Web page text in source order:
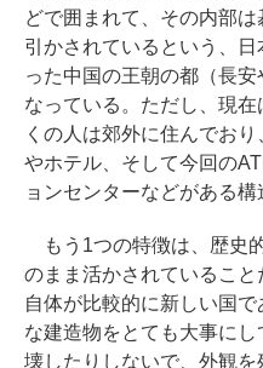
どで囲まれて、その内部
引かされているという、
った中国の王朝の都（長
なっている。ただし、現
くの人は郊外に住んでお
やホテル、そして今回の
ョンセンターなどがある構
もう1つの特徴は、歴史
のまま活かされているこ
自体が比較的に新しい国
な建造物をとても大事に
壊したりしないで、外観